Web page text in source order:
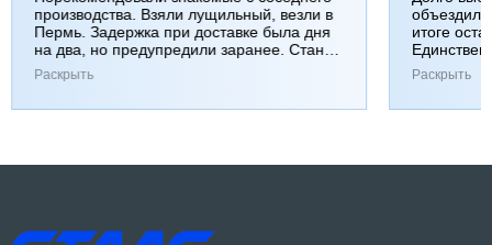
производства. Взяли лущильный, везли в
Пермь. Задержка при доставке была дня
на два, но предупредили заранее. Станок
работает хорошо, к качеству вопросов нет.
Раскрыть
итоге
Раскрыть